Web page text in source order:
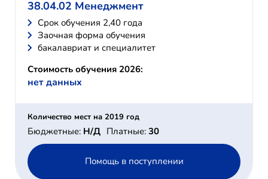
38.04.02 Менеджмент
Cрок обучения 2,40 года
Заочная форма обучения
бакалавриат и специалитет
Стоимость обучения 2026:
нет данных
Количество мест на 2019 год
Бюджетные: Н/Д Платные: 30
Помощь в поступлении